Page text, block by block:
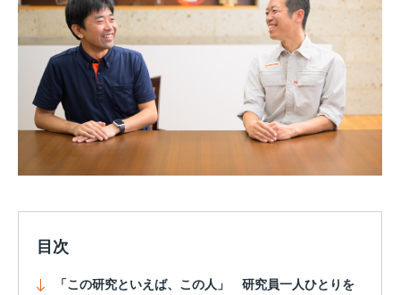
目次
「この研究といえば、この人」 研究員一人ひとりを